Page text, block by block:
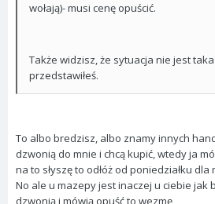
wołają)- musi cenę opuścić.
Także widzisz, że sytuacja nie jest
przedstawiłeś.
To albo bredzisz, albo znamy innych
dzwonią do mnie i chcą kupić, wtedy ja
na to słyszę to odłóż od poniedziałku
No ale u mazepy jest inaczej u ciebie jak
dzwonią i mówią opuść to wezmę